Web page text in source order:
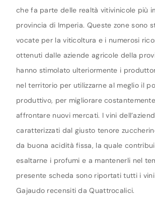
che fa parte delle realtà vitivinicole più
provincia di Imperia. Queste zone sono
vocate per la viticoltura e i numerosi
ottenuti dalle aziende agricole della
hanno stimolato ulteriormente i
nel territorio per utilizzarne al meglio il
produttivo, per migliorare
affrontare nuovi mercati. I vini
caratterizzati dal giusto tenore
da buona acidità fissa, la quale
esaltarne i profumi e a mantenerli nel
presente scheda sono riportati tutti i vini
Gajaudo recensiti da Quattrocalici.